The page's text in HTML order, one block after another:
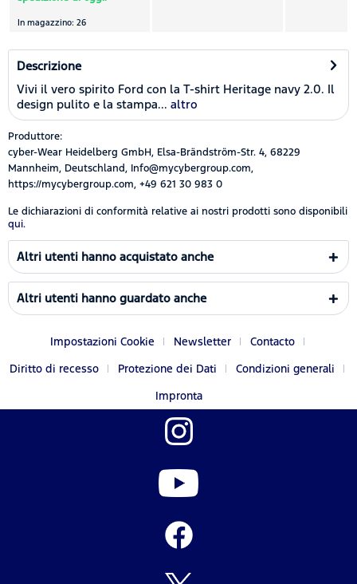
In magazzino: 26
Descrizione
Vivi il vero spirito Ford con la T-shirt Heritage navy 2.0. Il
design pulito e la stampa... altro
Produttore:
cyber-Wear Heidelberg GmbH, Elsa-Brändström-Str. 4, 68229
Mannheim, Deutschland, Info@mycybergroup.com,
https://mycybergroup.com, +49 621 30 983 0
Le dichiarazioni di conformità relative ai nostri prodotti sono disponibili
qui.
Altri utenti hanno acquistato anche
Altri utenti hanno guardato anche
Impostazioni Cookie Newsletter
Contacto
Diritto di recesso
Protezione dei Dati
Condizioni generali
Impronta